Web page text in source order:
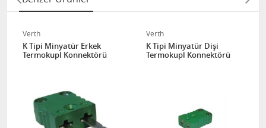
Verth
K Tipi Minyatür Erkek
Termokupl Konnektörü
Verth
K Tipi Minyatür Dişi
Termokupl Konnektörü